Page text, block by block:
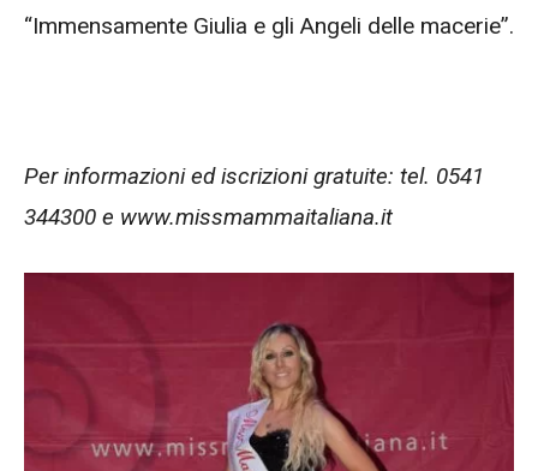
“Immensamente Giulia e gli Angeli delle macerie”.
Per informazioni ed iscrizioni gratuite: tel. 0541
344300 e www.missmammaitaliana.it